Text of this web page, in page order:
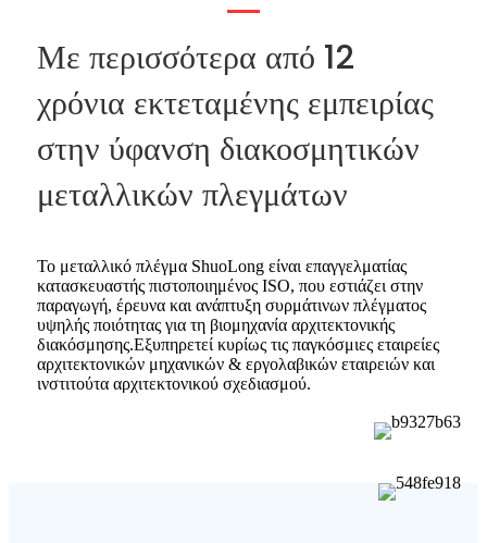
Με περισσότερα από 12
χρόνια εκτεταμένης εμπειρίας
στην ύφανση διακοσμητικών
μεταλλικών πλεγμάτων
Το μεταλλικό πλέγμα ShuoLong είναι επαγγελματίας
κατασκευαστής πιστοποιημένος ISO, που εστιάζει στην
παραγωγή, έρευνα και ανάπτυξη συρμάτινων πλέγματος
υψηλής ποιότητας για τη βιομηχανία αρχιτεκτονικής
διακόσμησης.Εξυπηρετεί κυρίως τις παγκόσμιες εταιρείες
αρχιτεκτονικών μηχανικών & εργολαβικών εταιρειών και
ινστιτούτα αρχιτεκτονικού σχεδιασμού.